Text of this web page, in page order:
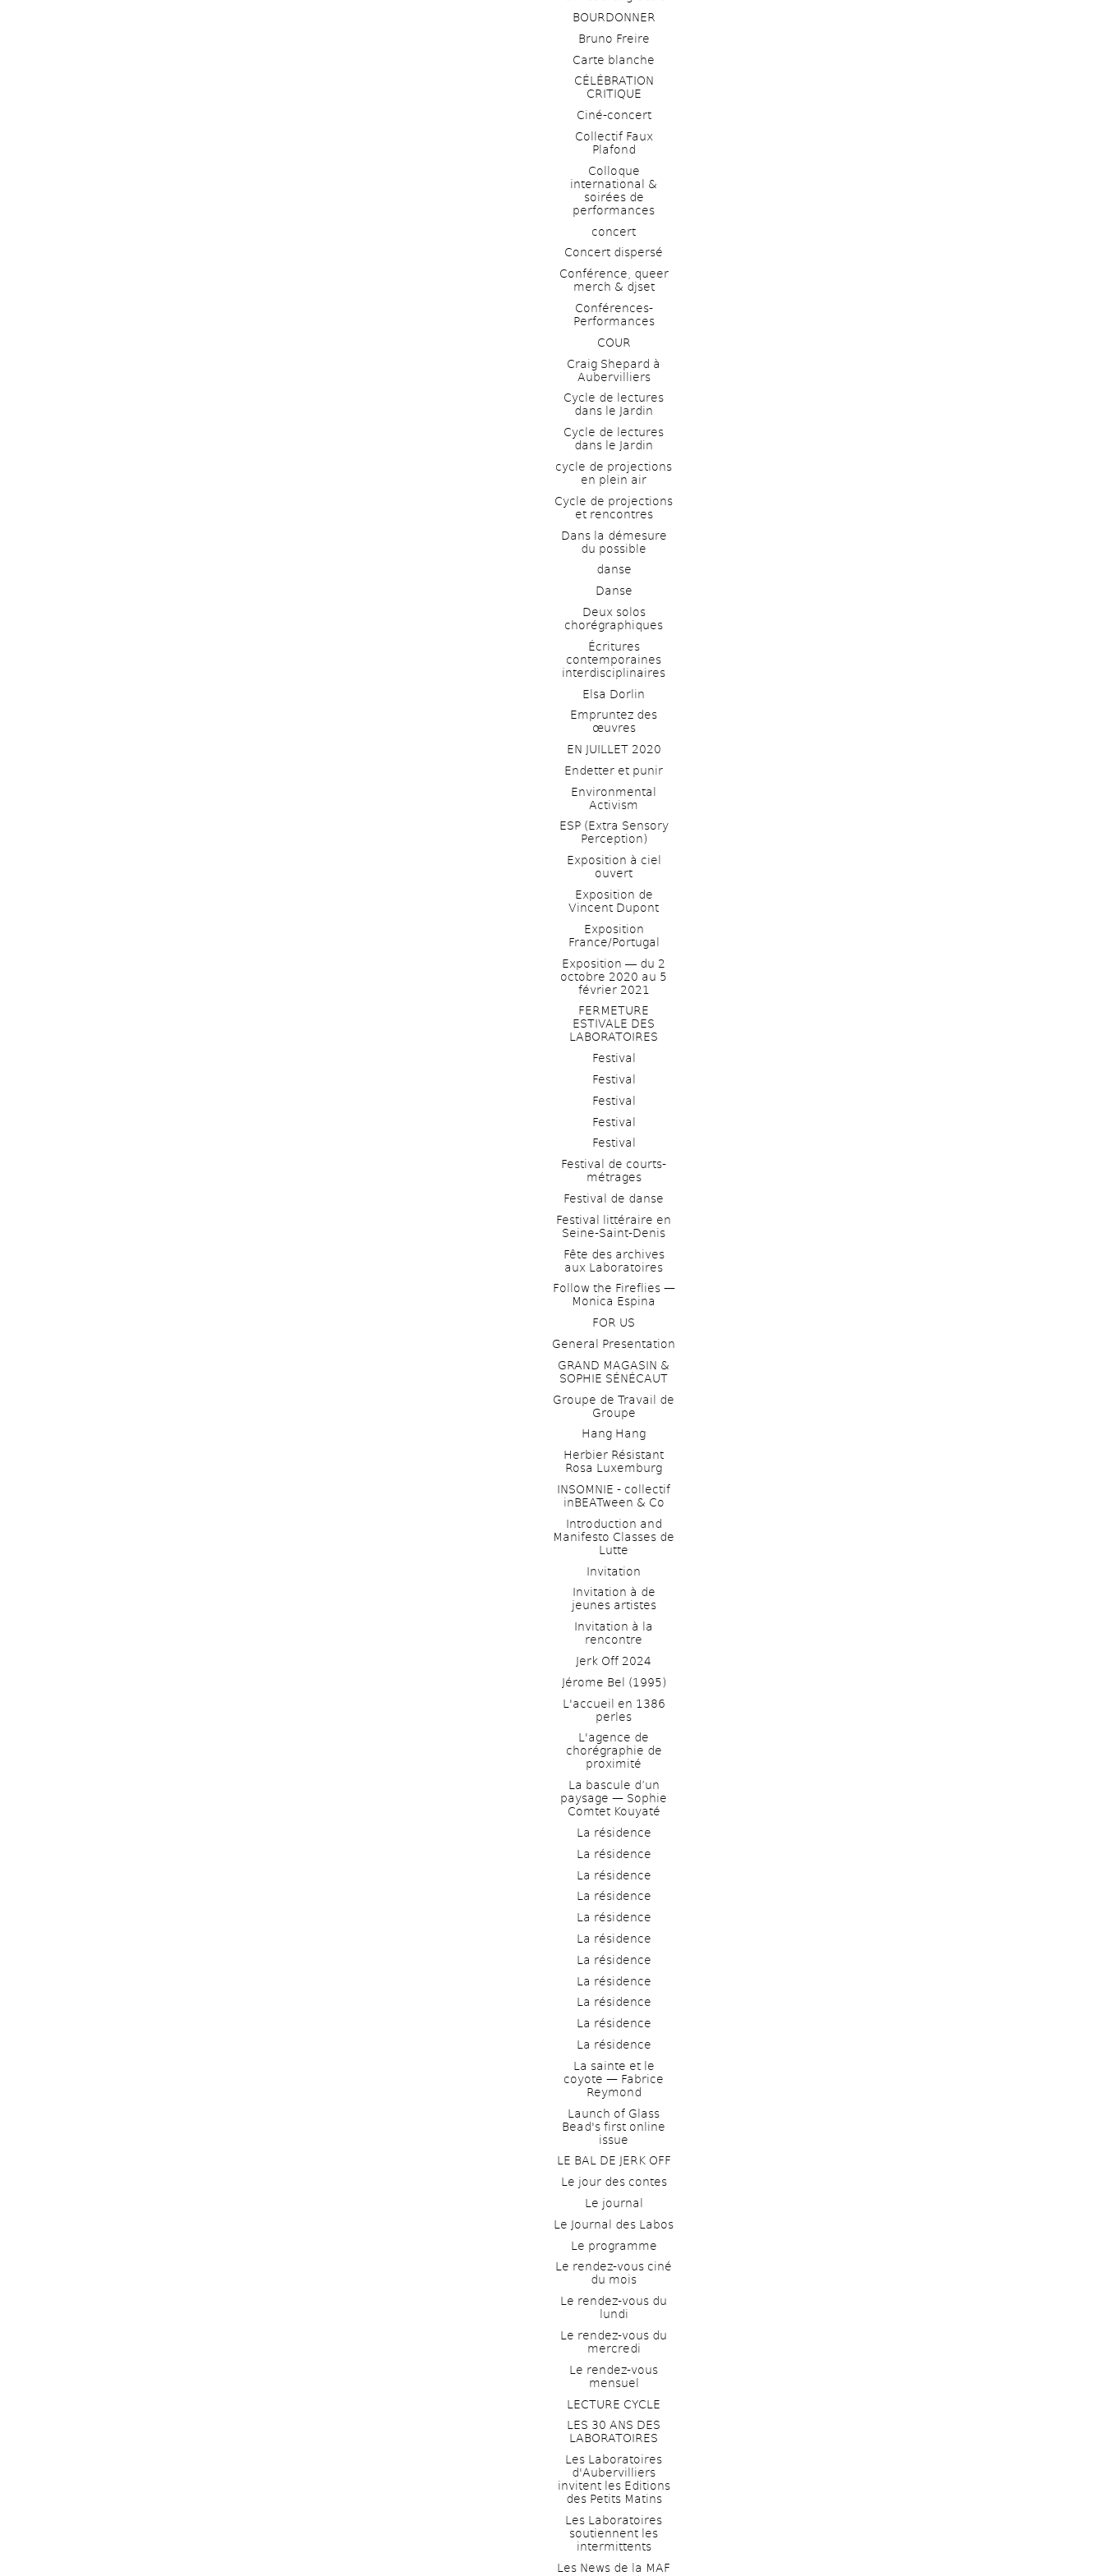
BOURDONNER
Bruno Freire
Carte blanche
CÉLÉBRATION
CRITIQUE
Ciné-concert
Collectif Faux
Plafond
Colloque
international &
soirées de
performances
concert
Concert dispersé
Conférence, queer
merch & djset
Conférences-
Performances
COUR
Craig Shepard à
Aubervilliers
Cycle de lectures
dans le Jardin
Cycle de lectures
dans le Jardin
cycle de projections
en plein air
Cycle de projections
et rencontres
Dans la démesure
du possible
danse
Danse
Deux solos
chorégraphiques
Écritures
contemporaines
interdisciplinaires
Elsa Dorlin
Empruntez des
œuvres
EN JUILLET 2020
Endetter et punir
Environmental
Activism
ESP (Extra Sensory
Perception)
Exposition à ciel
ouvert
Exposition de
Vincent Dupont
Exposition
France/Portugal
Exposition ― du 2
octobre 2020 au 5
février 2021
FERMETURE
ESTIVALE DES
LABORATOIRES
Festival
Festival
Festival
Festival
Festival
Festival de courts-
métrages
Festival de danse
Festival littéraire en
Seine-Saint-Denis
Fête des archives
aux Laboratoires
Follow the Fireflies —
Monica Espina
FOR US
General Presentation
GRAND MAGASIN &
SOPHIE SÉNÉCAUT
Groupe de Travail de
Groupe
Hang Hang
Herbier Résistant
Rosa Luxemburg
INSOMNIE - collectif
inBEATween & Co
Introduction and
Manifesto Classes de
Lutte
Invitation
Invitation à de
jeunes artistes
Invitation à la
rencontre
Jerk Off 2024
Jérome Bel (1995)
L'accueil en 1386
perles
L'agence de
chorégraphie de
proximité
La bascule d’un
paysage — Sophie
Comtet Kouyaté
La résidence
La résidence
La résidence
La résidence
La résidence
La résidence
La résidence
La résidence
La résidence
La résidence
La résidence
La sainte et le
coyote — Fabrice
Reymond
Launch of Glass
Bead's first online
issue
LE BAL DE JERK OFF
Le jour des contes
Le journal
Le Journal des Labos
Le programme
Le rendez-vous ciné
du mois
Le rendez-vous du
lundi
Le rendez-vous du
mercredi
Le rendez-vous
mensuel
LECTURE CYCLE
LES 30 ANS DES
LABORATOIRES
Les Laboratoires
d'Aubervilliers
invitent les Editions
des Petits Matins
Les Laboratoires
soutiennent les
intermittents
Les News de la MAF